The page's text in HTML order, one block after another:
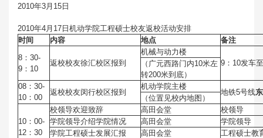
2010年3月15日
2010年4月17日机动学院工程硕士校友返校活动安排
时间
内容 地点
备注
8：30-
9：10
返校校友徐汇校区报到
机械与动力楼
9：10发车
（广元西路门内10米左
转200米到底）
08：30-
10：00
返校校友闵行校区报到
机动学院主楼
地铁5号线
（位置见校内地图）
10：00-
12：30
校领导欢迎致辞 高田会堂
校领导
学院领导介绍学院情况
高田会堂
学院领导
学院工程硕士发展汇报
高田会堂
工程硕士教